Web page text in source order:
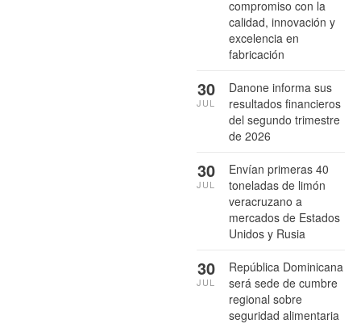
compromiso con la
calidad, innovación y
excelencia en
fabricación
Danone informa sus
resultados financieros
del segundo trimestre
de 2026
30
JUL
Envían primeras 40
toneladas de limón
veracruzano a
mercados de Estados
Unidos y Rusia
30
JUL
República Dominicana
será sede de cumbre
regional sobre
seguridad alimentaria
30
JUL